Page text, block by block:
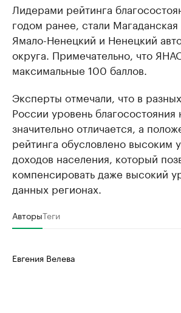
Лидерами рейтинга
годом ранее, стали Магаданская
Ямало-Ненецкий и Ненецкий
округа. Примечательно, что
максимальные 100 баллов.
Эксперты отмечали, что в
России уровень благосостояния
значительно отличается, а
рейтинга обусловлено высоким
доходов населения, который
компенсировать даже высокий
данных регионах.
АвторыТеги
Евгения Велева